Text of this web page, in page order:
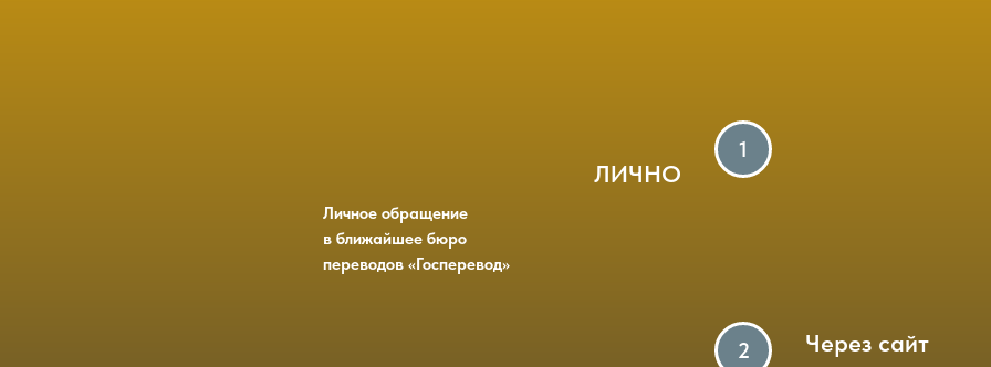
ЛИЧНО
Личное обращение
в ближайшее бюро
переводов «Госперевод»
Через сайт